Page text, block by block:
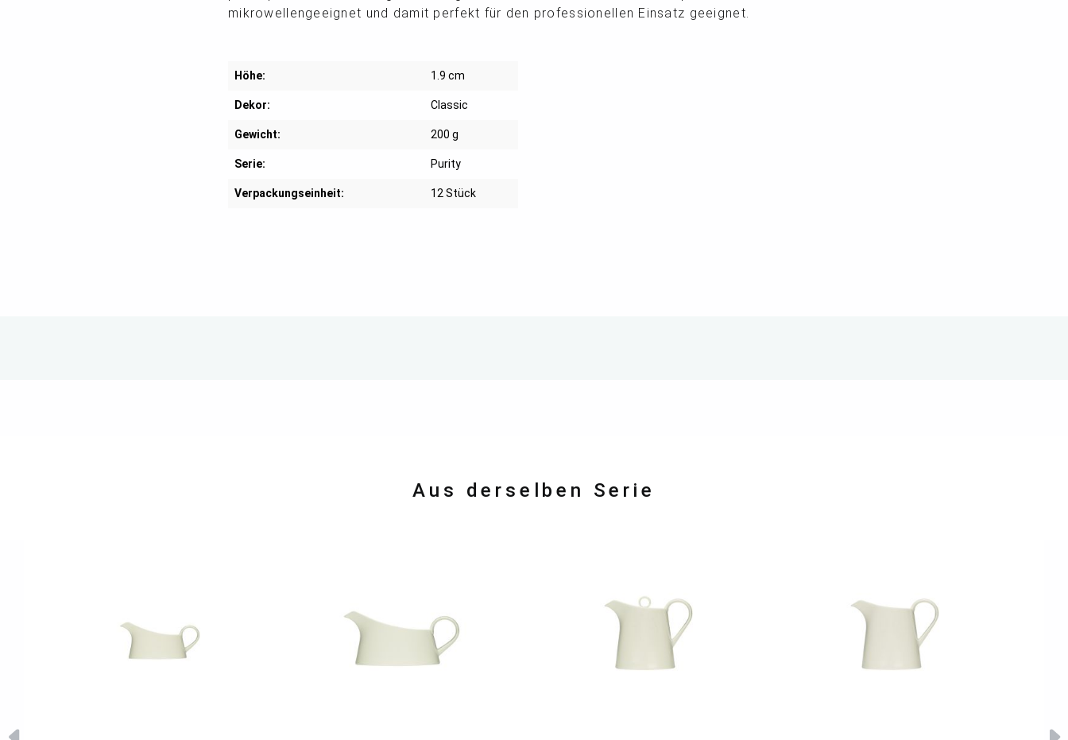
mikrowellengeeignet und damit perfekt für den professionellen Einsatz geeignet.
Höhe: 1.9 cm
Dekor: Classic
Gewicht: 200 g
Serie: Purity
Verpackungseinheit: 12 Stück
Aus derselben Serie